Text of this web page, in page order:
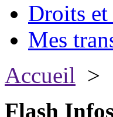
Droits et
Mes
Accueil >
Flash